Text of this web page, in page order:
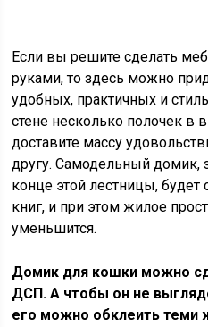
Если вы решите сделать
руками, то здесь можно
удобных, практичных и
стене несколько полочек в
доставите массу
другу. Самодельный домик,
конце этой лестницы, будет
книг, и при этом жилое
уменьшится.
Домик для кошки можно
ДСП. А чтобы он не
его можно обклеить теми